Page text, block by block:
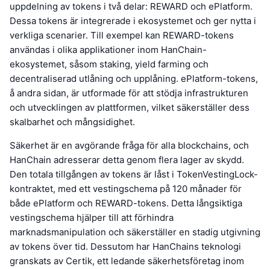
uppdelning av tokens i två delar: REWARD och ePlatform.
Dessa tokens är integrerade i ekosystemet och ger nytta i
verkliga scenarier. Till exempel kan REWARD-tokens
användas i olika applikationer inom HanChain-
ekosystemet, såsom staking, yield farming och
decentraliserad utlåning och upplåning. ePlatform-tokens,
å andra sidan, är utformade för att stödja infrastrukturen
och utvecklingen av plattformen, vilket säkerställer dess
skalbarhet och mångsidighet.
Säkerhet är en avgörande fråga för alla blockchains, och
HanChain adresserar detta genom flera lager av skydd.
Den totala tillgången av tokens är låst i TokenVestingLock-
kontraktet, med ett vestingschema på 120 månader för
både ePlatform och REWARD-tokens. Detta långsiktiga
vestingschema hjälper till att förhindra
marknadsmanipulation och säkerställer en stadig utgivning
av tokens över tid. Dessutom har HanChains teknologi
granskats av Certik, ett ledande säkerhetsföretag inom